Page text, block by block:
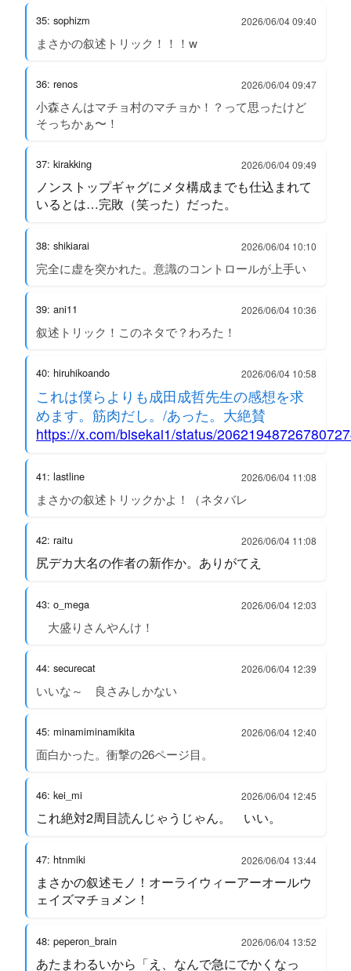
35: sophizm 2026/06/04 09:40
まさかの叙述トリック！！！w
36: renos 2026/06/04 09:47
小森さんはマチョ村のマチョか！？って思ったけど
そっちかぁ〜！
37: kirakking 2026/06/04 09:49
ノンストップギャグにメタ構成までも仕込まれて
いるとは…完敗（笑った）だった。
38: shikiarai 2026/06/04 10:10
完全に虚を突かれた。意識のコントロールが上手い
39: ani11 2026/06/04 10:36
叙述トリック！このネタで？わろた！
40: hiruhikoando 2026/06/04 10:58
これは僕らよりも成田成哲先生の感想を求
めます。筋肉だし。/あった。大絶賛
https://x.com/bisekai1/status/
41: lastline 2026/06/04 11:08
まさかの叙述トリックかよ！（ネタバレ
42: raitu 2026/06/04 11:08
尻デカ大名の作者の新作か。ありがてえ
43: o_mega 2026/06/04 12:03
大盛りさんやんけ！
44: securecat 2026/06/04 12:39
いいな～ 良さみしかない
45: minamiminamikita 2026/06/04 12:40
面白かった。衝撃の26ページ目。
46: kei_mi 2026/06/04 12:45
これ絶対2周目読んじゃうじゃん。 いい。
47: htnmiki 2026/06/04 13:44
まさかの叙述モノ！オーライウィーアーオールウ
ェイズマチョメン！
48: peperon_brain 2026/06/04 13:52
あたまわるいから「え、なんで急にでかくなっ